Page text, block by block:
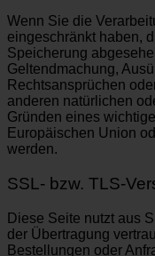
Wenn Sie die
eingeschränkt haben,
Speicherung
Geltendmachung,
Rechtsansprüchen
anderen natürlichen
Gründen eines
Europäischen Union
werden.
SSL- bzw. TLS-
Diese Seite nutzt aus
der Übertragung
Bestellungen oder